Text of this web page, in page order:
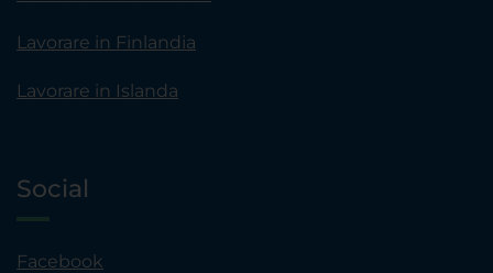
Lavorare in Finlandia
Lavorare in Islanda
Social
Facebook